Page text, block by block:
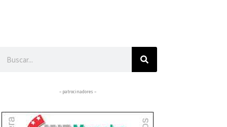
– patrocinadores –